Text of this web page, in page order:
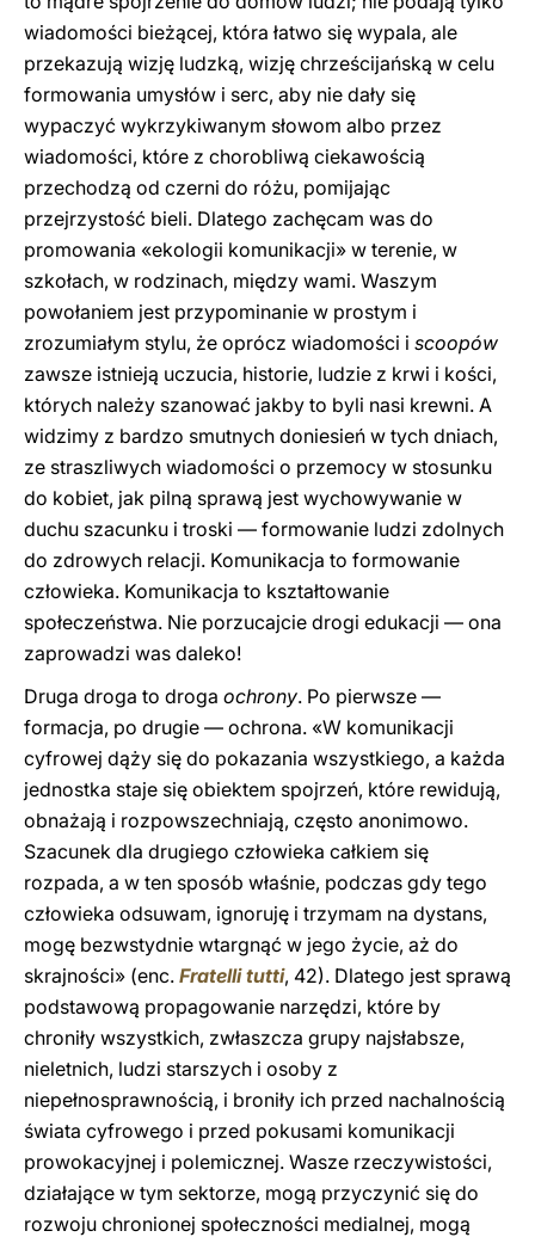
wiadomości bieżącej, która łatwo się wypala, ale
przekazują wizję ludzką, wizję chrześcijańską w celu
formowania umysłów i serc, aby nie dały się
wypaczyć wykrzykiwanym słowom albo przez
wiadomości, które z chorobliwą ciekawością
przechodzą od czerni do różu, pomijając
przejrzystość bieli. Dlatego zachęcam was do
promowania «ekologii komunikacji» w terenie, w
szkołach, w rodzinach, między wami. Waszym
powołaniem jest przypominanie w prostym i
zrozumiałym stylu, że oprócz wiadomości i scoopów
zawsze istnieją uczucia, historie, ludzie z krwi i kości,
których należy szanować jakby to byli nasi krewni. A
widzimy z bardzo smutnych doniesień w tych dniach,
ze straszliwych wiadomości o przemocy w stosunku
do kobiet, jak pilną sprawą jest wychowywanie w
duchu szacunku i troski — formowanie ludzi zdolnych
do zdrowych relacji. Komunikacja to formowanie
człowieka. Komunikacja to kształtowanie
społeczeństwa. Nie porzucajcie drogi edukacji — ona
zaprowadzi was daleko!
Druga droga to droga ochrony. Po pierwsze —
formacja, po drugie — ochrona. «W komunikacji
cyfrowej dąży się do pokazania wszystkiego, a każda
jednostka staje się obiektem spojrzeń, które rewidują,
obnażają i rozpowszechniają, często anonimowo.
Szacunek dla drugiego człowieka całkiem się
rozpada, a w ten sposób właśnie, podczas gdy tego
człowieka odsuwam, ignoruję i trzymam na dystans,
mogę bezwstydnie wtargnąć w jego życie, aż do
skrajności» (enc. Fratelli tutti, 42). Dlatego jest sprawą
podstawową propagowanie narzędzi, które by
chroniły wszystkich, zwłaszcza grupy najsłabsze,
nieletnich, ludzi starszych i osoby z
niepełnosprawnością, i broniły ich przed nachalnością
świata cyfrowego i przed pokusami komunikacji
prowokacyjnej i polemicznej. Wasze rzeczywistości,
działające w tym sektorze, mogą przyczynić się do
rozwoju chronionej społeczności medialnej, mogą